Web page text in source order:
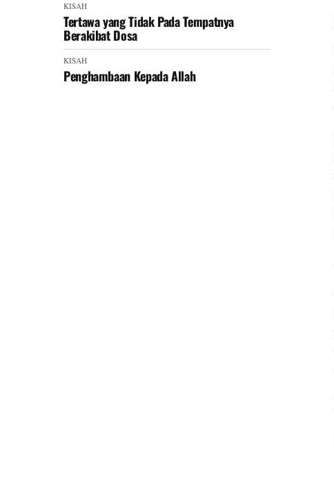
KISAH
Tertawa yang Tidak Pada Tempatnya
Berakibat Dosa
KISAH
Penghambaan Kepada Allah